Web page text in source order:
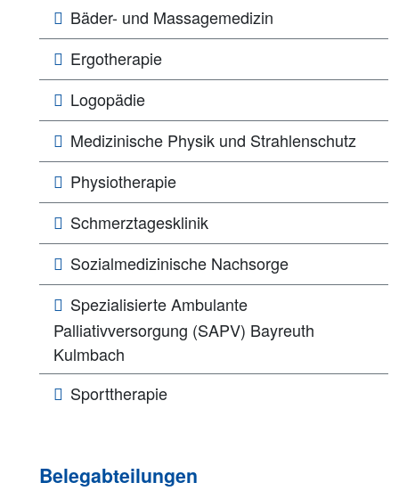
Bäder- und Massagemedizin
Ergotherapie
Logopädie
Medizinische Physik und Strahlenschutz
Physiotherapie
Schmerztagesklinik
Sozialmedizinische Nachsorge
Spezialisierte Ambulante
Palliativversorgung (SAPV) Bayreuth
Kulmbach
Sporttherapie
Belegabteilungen